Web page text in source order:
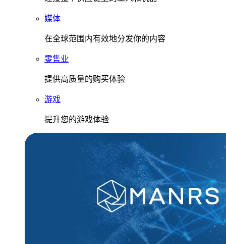
媒体
在全球范围内有效地分发你的内容
零售业
提供高质量的购买体验
游戏
提升您的游戏体验